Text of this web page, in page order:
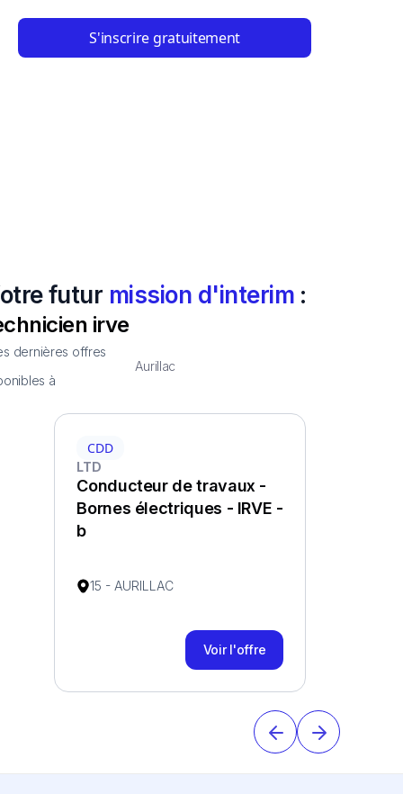
S'inscrire gratuitement
futur mission d'interim :
irve
dernières offres
à
Aurillac
CDD
LTD
Conducteur de travaux -
Bornes électriques - IRVE -
b
15 - AURILLAC
Voir l'offre